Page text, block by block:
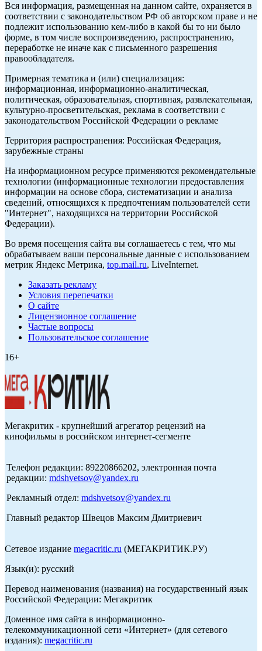
Вся информация, размещенная на данном сайте, охраняется в
соответствии с законодательством РФ об авторском праве и не
подлежит использованию кем-либо в какой бы то ни было
форме, в том числе воспроизведению, распространению,
переработке не иначе как с письменного разрешения
правообладателя.
Примерная тематика и (или) специализация:
информационная, информационно-аналитическая,
политическая, образовательная, спортивная, развлекательная,
культурно-просветительская, реклама в соответствии с
законодательством Российской Федерации о рекламе
Территория распространения: Российская Федерация,
зарубежные страны
На информационном ресурсе применяются рекомендательные
технологии (информационные технологии предоставления
информации на основе сбора, систематизации и анализа
сведений, относящихся к предпочтениям пользователей сети
"Интернет", находящихся на территории Российской
Федерации).
Во время посещения сайта вы соглашаетесь с тем, что мы
обрабатываем ваши персональные данные с использованием
метрик Яндекс Метрика, top.mail.ru, LiveInternet.
Заказать рекламу
Условия перепечатки
О сайте
Лицензионное соглашение
Частые вопросы
Пользовательское соглашение
16+
Мегакритик - крупнейший агрегатор рецензий на
кинофильмы в российском интернет-сегменте
Телефон редакции: 89220866202, электронная почта
редакции: mdshvetsov@yandex.ru
Рекламный отдел: mdshvetsov@yandex.ru
Главный редактор Швецов Максим Дмитриевич
Сетевое издание megacritic.ru (МЕГАКРИТИК.РУ)
Язык(и): русский
Перевод наименования (названия) на государственный язык
Российской Федерации: Мегакритик
Доменное имя сайта в информационно-
телекоммуникационной сети «Интернет» (для сетевого
издания): megacritic.ru